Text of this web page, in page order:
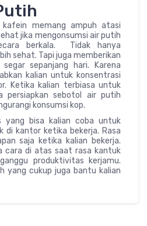
kafein memang ampuh atasi
jika mengonsumsi air putih
berkala. Tidak hanya
sehat. Tapi juga memberikan
sepanjang hari. Karena
kalian untuk konsentrasi
Ketika kalian terbiasa untuk
persiapkan sebotol air putih
konsumsi kop.
bisa kalian coba untuk
di kantor ketika bekerja. Rasa
saja ketika kalian bekerja.
cara di atas saat rasa kantuk
produktivitas kerjamu.
yang cukup juga bantu kalian